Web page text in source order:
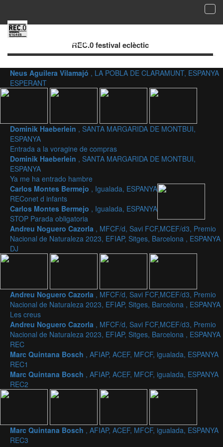
festival eclècticREC.0 festival eclèctic
Neus Aguilera Vilamajó , LA POBLA DE CLARAMUNT, ESPANYA
ESPERANT
Dominik Haeberlein , SANTA MARGARIDA DE MONTBUI,
ESPANYA
Entrada a la voragine de compras
Dominik Haeberlein , SANTA MARGARIDA DE MONTBUI,
ESPANYA
Ya me ha entrado hambre
Carlos Montes Bermejo , Igualada, ESPANYA
REConet d infants
Carlos Montes Bermejo , Igualada, ESPANYA
STOP Parada obligatoria
Andreu Noguero Cazorla , MFCF/d, Savi FCF,MCEF/d3, Premio
Nacional de Naturaleza 2023, EFIAP, Sitges, Barcelona , ESPANYA
DJ
Andreu Noguero Cazorla , MFCF/d, Savi FCF,MCEF/d3, Premio
Nacional de Naturaleza 2023, EFIAP, Sitges, Barcelona , ESPANYA
Les creus
Andreu Noguero Cazorla , MFCF/d, Savi FCF,MCEF/d3, Premio
Nacional de Naturaleza 2023, EFIAP, Sitges, Barcelona , ESPANYA
REC
Marc Quintana Bosch , AFIAP, ACEF, MFCF, igualada, ESPANYA
REC1
Marc Quintana Bosch , AFIAP, ACEF, MFCF, igualada, ESPANYA
REC2
Marc Quintana Bosch , AFIAP, ACEF, MFCF, igualada, ESPANYA
REC3